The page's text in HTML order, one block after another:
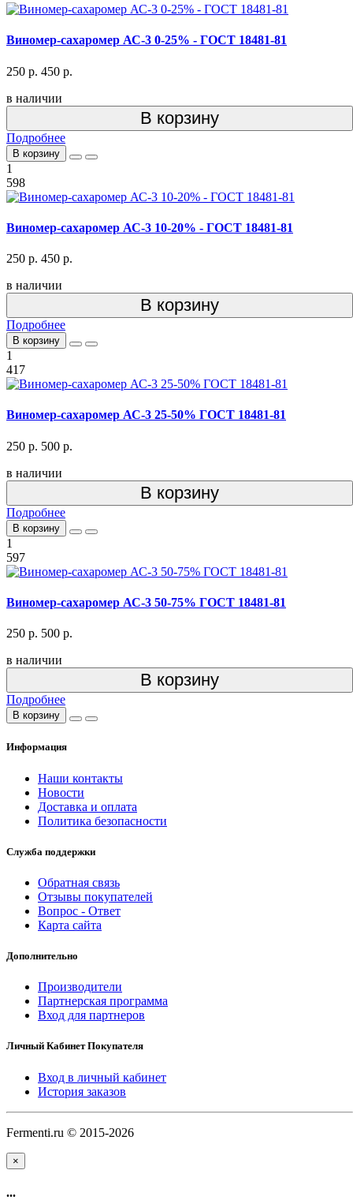
Виномер-сахаромер АС-3 0-25% - ГОСТ 18481-81
250 р. 450 р.
в наличии
В корзину
Подробнее
В корзину
1
598
Виномер-сахаромер АС-3 10-20% - ГОСТ 18481-81
250 р. 450 р.
в наличии
В корзину
Подробнее
В корзину
1
417
Виномер-сахаромер АС-3 25-50% ГОСТ 18481-81
250 р. 500 р.
в наличии
В корзину
Подробнее
В корзину
1
597
Виномер-сахаромер АС-3 50-75% ГОСТ 18481-81
250 р. 500 р.
в наличии
В корзину
Подробнее
В корзину
Информация
Наши контакты
Новости
Доставка и оплата
Политика безопасности
Служба поддержки
Обратная связь
Отзывы покупателей
Вопрос - Ответ
Карта сайта
Дополнительно
Производители
Партнерская программа
Вход для партнеров
Личный Кабинет Покупателя
Вход в личный кабинет
История заказов
Fermenti.ru © 2015-2026
×
...